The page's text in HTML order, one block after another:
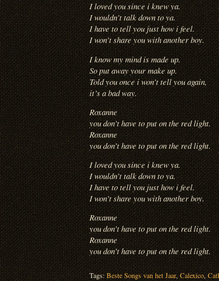
I loved you since i knew ya.
I wouldn’t talk down to ya.
I have to tell you just how i feel.
I won’t share you with another boy.
I know my mind is made up.
So put away your make up.
Told you once i won’t tell you again,
it’s a bad way.
Roxanne
you don’t have to put on the red light.
Roxanne
you don’t have to put on the red light.
I loved you since i knew ya.
I wouldn’t talk down to ya.
I have to tell you just how i feel.
I won’t share you with another boy.
Roxanne
you don’t have to put on the red light.
Roxanne
you don’t have to put on the red light.
Tags:Beste Songs van het Jaar,Calexico,